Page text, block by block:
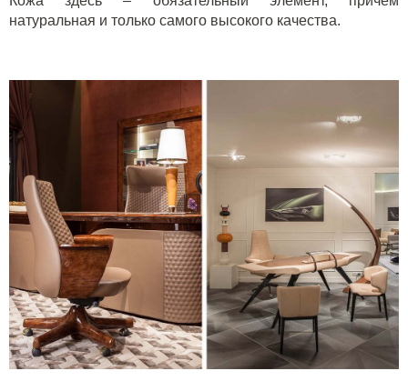
натуральная и только самого высокого качества.